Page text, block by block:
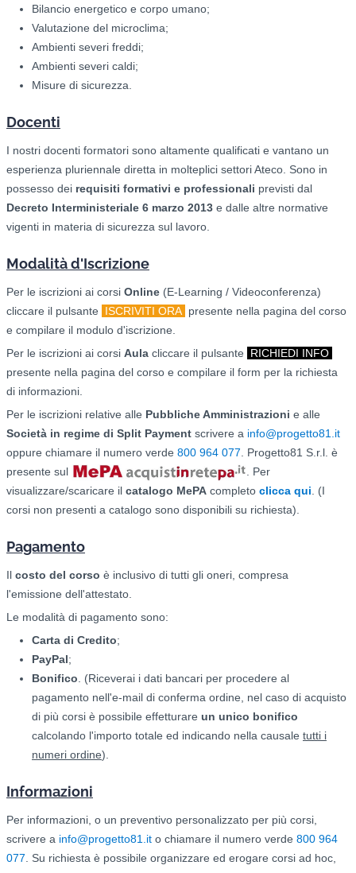
Bilancio energetico e corpo umano;
Valutazione del microclima;
Ambienti severi freddi;
Ambienti severi caldi;
Misure di sicurezza.
Docenti
I nostri docenti formatori sono altamente qualificati e vantano un
esperienza pluriennale diretta in molteplici settori Ateco. Sono in
possesso dei requisiti formativi e professionali previsti dal
Decreto Interministeriale 6 marzo 2013 e dalle altre normative
vigenti in materia di sicurezza sul lavoro.
Modalità d'Iscrizione
Per le iscrizioni ai corsi Online (E-Learning / Videoconferenza)
cliccare il pulsante
ISCRIVITI ORA presente nella pagina del corso
e compilare il modulo d'iscrizione.
Per le iscrizioni ai corsi Aula cliccare il pulsante
RICHIEDI INFO
presente nella pagina del corso e compilare il form per la richiesta
di informazioni.
Per le iscrizioni relative alle Pubbliche Amministrazioni e alle
Società in regime di Split Payment scrivere a info@progetto81.it
oppure chiamare il numero verde 800 964 077 . Progetto81 S.r.l. è
presente sul
. Per
visualizzare/scaricare il catalogo MePA completo clicca qui . (I
corsi non presenti a catalogo sono disponibili su richiesta).
Pagamento
Il costo del corso è inclusivo di tutti gli oneri, compresa
l'emissione dell'attestato.
Le modalità di pagamento sono:
Carta di Credito;
PayPal;
Bonifico . (Riceverai i dati bancari per procedere al
pagamento nell'e-mail di conferma ordine, nel caso di acquisto
di più corsi è possibile effetturare un unico bonifico
calcolando l'importo totale ed indicando nella causale tutti i
numeri ordine).
Informazioni
Per informazioni, o un preventivo personalizzato per più corsi,
scrivere a info@progetto81.it o chiamare il numero verde 800 964
077 . Su richiesta è possibile organizzare ed erogare corsi ad hoc,